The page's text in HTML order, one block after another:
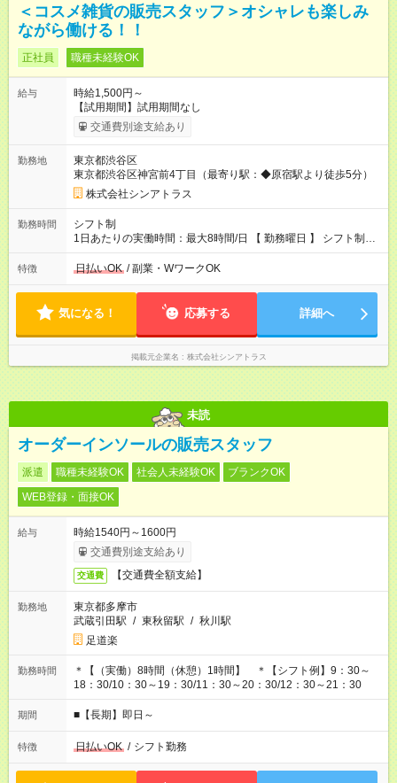
＜コスメ雑貨の販売スタッフ＞オシャレも楽しみ
ながら働ける！！
正社員 職種未経験OK
給与
時給1,500円～
【試用期間】試用期間なし
交通費別途支給あり
勤務地
東京都渋谷区
東京都渋谷区神宮前4丁目（最寄り駅：◆原宿駅より徒歩5分）
株式会社シンアトラス
勤務時間
シフト制
1日あたりの実働時間：最大8時間/日 【 勤務曜日 】 シフト制
土日祝含む週5日勤務 ※希望休み出せます。 【勤務時間】 9：30
～21：30 の間でシフト制（実働8ｈ＋休憩1h） シフト例（9時
ません
特徴 日払いOK / 副業・WワークOK
気になる！ 応募する 詳細へ
掲載元企業名 株式会社シンアトラス
未読
オーダーインソールの販売スタッフ
派遣 職種未経験OK 社会人未経験OK
ブランクOK
WEB登録・面接OK
給与
時給1540円～1600円
交通費別途支給あり
交通費 【交通費全額支給】
勤務地
東京都多摩市
武蔵引田駅 / 東秋留駅 / 秋川駅
足道楽
勤務時間
＊【（実働）8時間（休憩）1時間】 ＊【シフト例】9：30～
18：30/10：30～19：30/11：30～20：30/12：30～21：30
期間 ■【長期】即日～
特徴 日払いOK / シフト勤務